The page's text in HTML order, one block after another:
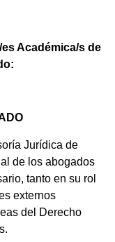
Académica/s de
Jurídica de
de los abogados
tanto en su rol
externos
del Derecho